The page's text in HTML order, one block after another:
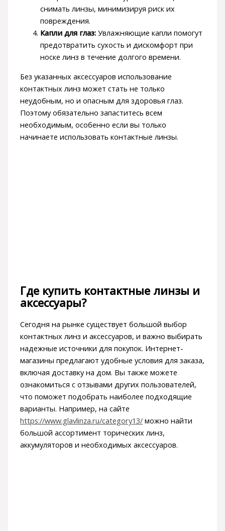
снимать линзы, минимизируя риск их
повреждения.
Капли для глаз:Увлажняющие капли помогут
предотвратить сухость и дискомфорт при
носке линз в течение долгого времени.
Без указанных аксессуаров использование
контактных линз может стать не только
неудобным, но и опасным для здоровья глаз.
Поэтому обязательно запаститесь всем
необходимым, особенно если вы только
начинаете использовать контактные линзы.
Где купить контактные линзы и
аксессуары?
Сегодня на рынке существует большой выбор
контактных линз и аксессуаров, и важно выбирать
надежные источники для покупок. Интернет-
магазины предлагают удобные условия для заказа,
включая доставку на дом. Вы также можете
ознакомиться с отзывами других пользователей,
что поможет подобрать наиболее подходящие
варианты. Например, на сайте
https://www.glavlinza.ru/category13/можно найти
большой ассортимент торических линз,
аккумуляторов и необходимых аксессуаров.